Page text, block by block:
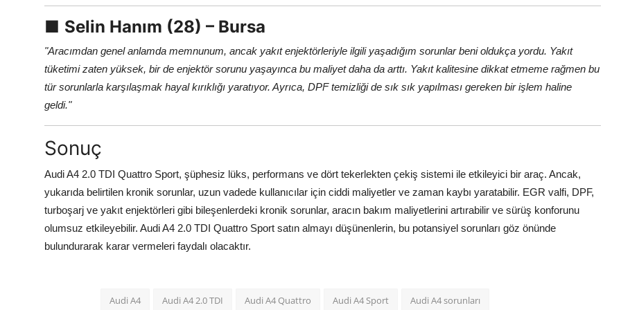
■ Selin Hanım (28) – Bursa
"Aracımdan genel anlamda memnunum, ancak yakıt enjektörleriyle ilgili yaşadığım sorunlar beni oldukça yordu. Yakıt
tüketimi zaten yüksek, bir de enjektör sorunu yaşayınca bu maliyet daha da arttı. Yakıt kalitesine dikkat etmeme rağmen bu
tür sorunlarla karşılaşmak hayal kırıklığı yaratıyor. Ayrıca, DPF temizliği de sık sık yapılması gereken bir işlem haline
geldi."
Sonuç
Audi A4 2.0 TDI Quattro Sport, şüphesiz lüks, performans ve dört tekerlekten çekiş sistemi ile etkileyici bir araç. Ancak,
yukarıda belirtilen kronik sorunlar, uzun vadede kullanıcılar için ciddi maliyetler ve zaman kaybı yaratabilir. EGR valfi, DPF,
turboşarj ve yakıt enjektörleri gibi bileşenlerdeki kronik sorunlar, aracın bakım maliyetlerini artırabilir ve sürüş konforunu
olumsuz etkileyebilir. Audi A4 2.0 TDI Quattro Sport satın almayı düşünenlerin, bu potansiyel sorunları göz önünde
bulundurarak karar vermeleri faydalı olacaktır.
Audi A4 Audi A4 2.0 TDI Audi A4 Quattro Audi A4 Sport Audi A4 sorunları